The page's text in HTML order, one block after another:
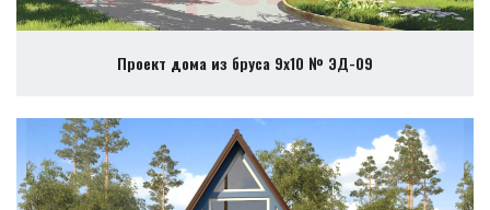
Проект дома из бруса 9х10 № ЭД-09